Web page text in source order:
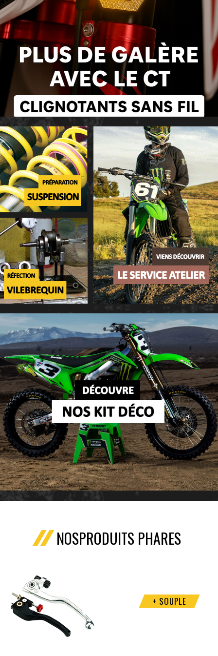
NOSPRODUITS PHARES
+ SOUPLE